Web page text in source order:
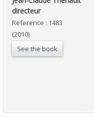
directeur‎
Reference : 1483
(2010)
See the book